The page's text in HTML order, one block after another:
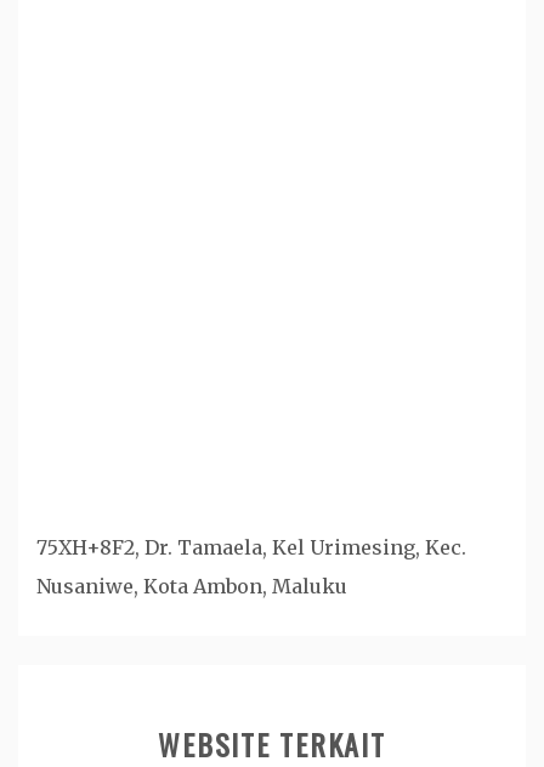
75XH+8F2, Dr. Tamaela, Kel Urimesing, Kec.
Nusaniwe, Kota Ambon, Maluku
WEBSITE TERKAIT